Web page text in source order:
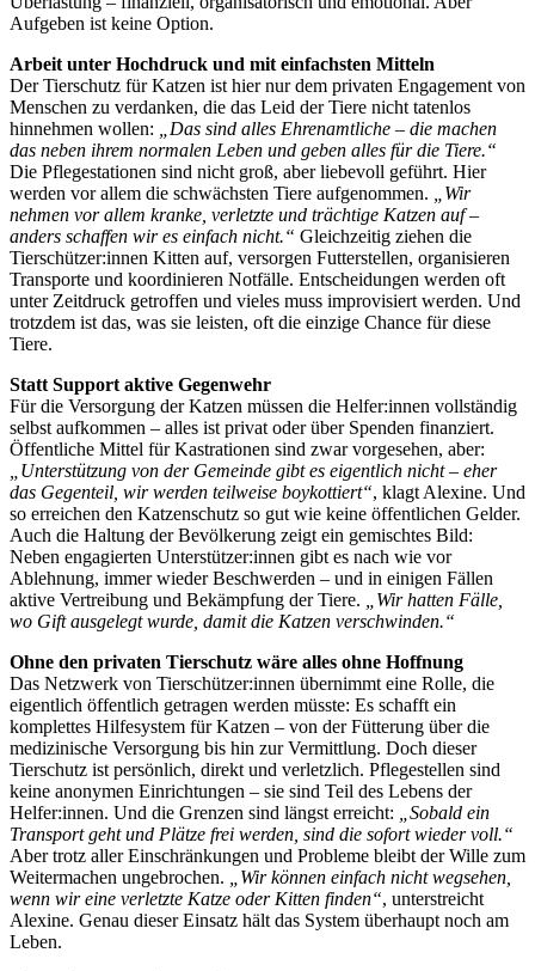
Aufgeben ist keine Option.
Arbeit unter Hochdruck und mit einfachsten Mitteln
Der Tierschutz für Katzen ist hier nur dem privaten Engagement von
Menschen zu verdanken, die das Leid der Tiere nicht tatenlos
hinnehmen wollen:
„Das sind alles Ehrenamtliche – die machen
das neben ihrem normalen Leben und geben alles für die Tiere.“
Die Pflegestationen sind nicht groß, aber liebevoll geführt. Hier
werden vor allem die schwächsten Tiere aufgenommen.
„Wir
nehmen vor allem kranke, verletzte und trächtige Katzen auf –
anders schaffen wir es einfach nicht.“ Gleichzeitig ziehen die
Tierschützer:innen Kitten auf, versorgen Futterstellen, organisieren
Transporte und koordinieren Notfälle. Entscheidungen werden oft
unter Zeitdruck getroffen und vieles muss improvisiert werden. Und
trotzdem ist das, was sie leisten, oft die einzige Chance für diese
Tiere.
Statt Support aktive Gegenwehr
Für die Versorgung der Katzen müssen die Helfer:innen vollständig
selbst aufkommen – alles ist privat oder über Spenden finanziert.
Öffentliche Mittel für Kastrationen sind zwar vorgesehen, aber:
„Unterstützung von der Gemeinde gibt es eigentlich nicht – eher
das Gegenteil, wir werden teilweise boykottiert“, klagt Alexine. Und
so erreichen den Katzenschutz so gut wie keine öffentlichen Gelder.
Auch die Haltung der Bevölkerung zeigt ein gemischtes Bild:
Neben engagierten Unterstützer:innen gibt es nach wie vor
Ablehnung, immer wieder Beschwerden – und in einigen Fällen
aktive Vertreibung und Bekämpfung der Tiere.
„Wir hatten Fälle,
wo Gift ausgelegt wurde, damit die Katzen verschwinden.“
Ohne den privaten Tierschutz wäre alles ohne Hoffnung
Das Netzwerk von Tierschützer:innen übernimmt eine Rolle, die
eigentlich öffentlich getragen werden müsste: Es schafft ein
komplettes Hilfesystem für Katzen – von der Fütterung über die
medizinische Versorgung bis hin zur Vermittlung. Doch dieser
Tierschutz ist persönlich, direkt und verletzlich. Pflegestellen sind
keine anonymen Einrichtungen – sie sind Teil des Lebens der
Helfer:innen. Und die Grenzen sind längst erreicht:
„Sobald ein
Transport geht und Plätze frei werden, sind die sofort wieder voll.“
Aber trotz aller Einschränkungen und Probleme bleibt der Wille zum
Weitermachen ungebrochen.
„Wir können einfach nicht wegsehen,
wenn wir eine verletzte Katze oder Kitten finden“, unterstreicht
Alexine. Genau dieser Einsatz hält das System überhaupt noch am
Leben.